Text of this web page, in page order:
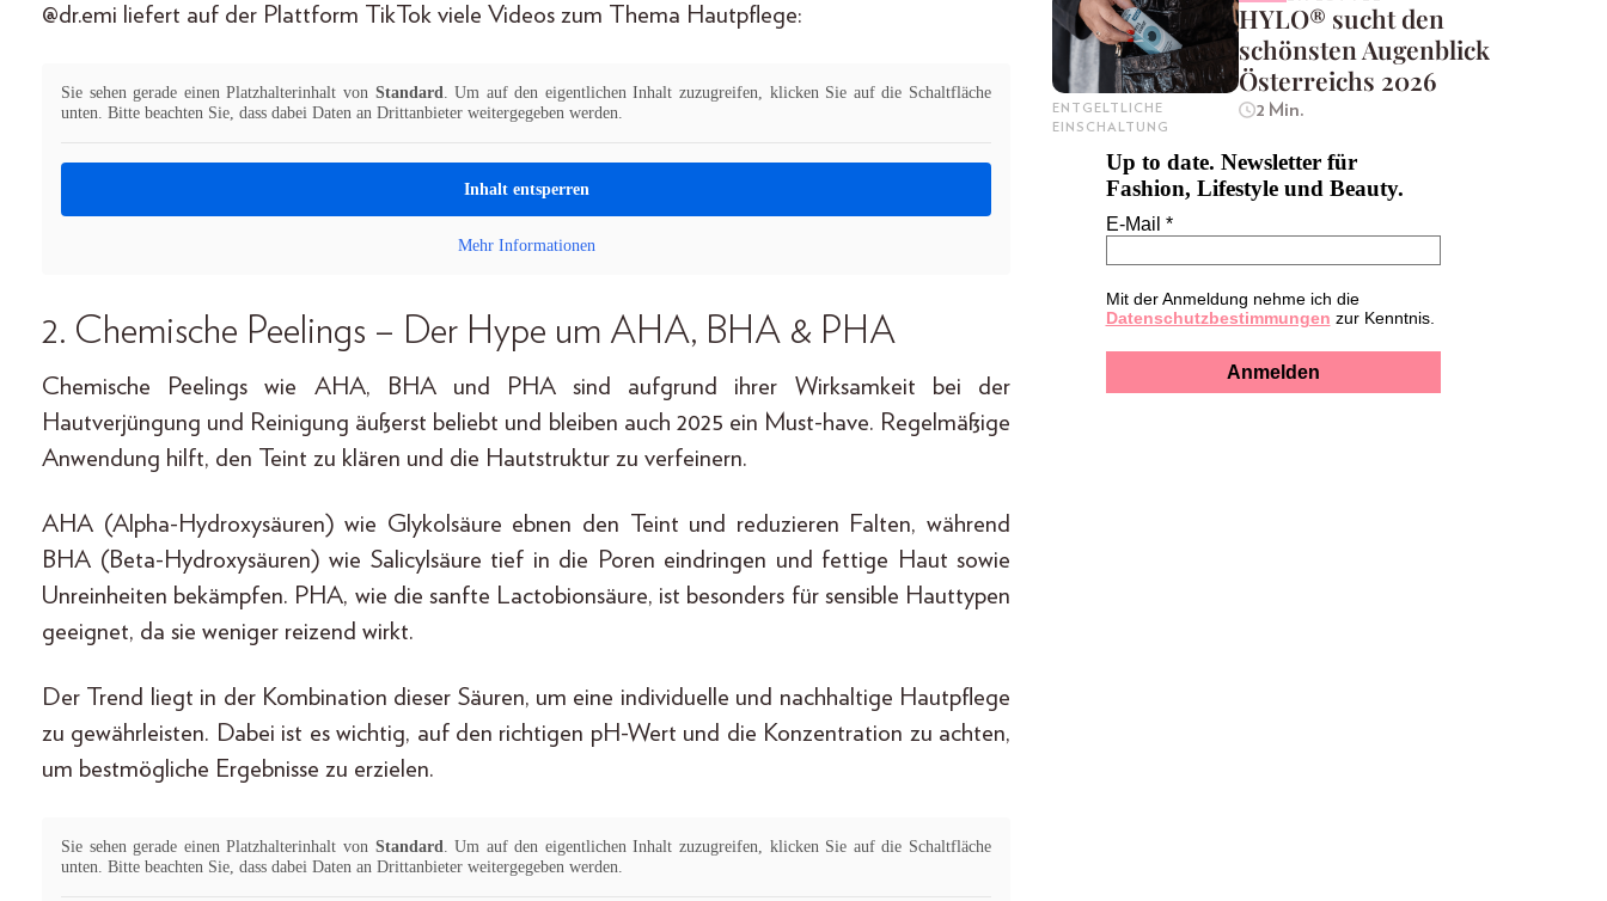
@dr.emi liefert auf der Plattform TikTok viele Videos zum Thema Hautpflege:
Sie sehen gerade einen Platzhalterinhalt von Standard . Um auf den eigentlichen Inhalt zuzugreifen, klicken Sie auf die Schaltfläche
unten. Bitte beachten Sie, dass dabei Daten an Drittanbieter weitergegeben werden.
Inhalt entsperren
Mehr Informationen
2. Chemische Peelings – Der Hype um AHA, BHA & PHA
Chemische Peelings wie AHA, BHA und PHA sind aufgrund ihrer Wirksamkeit bei der
Hautverjüngung und Reinigung äußerst beliebt und bleiben auch 2025 ein Must-have. Regelmäßige
Anwendung hilft, den Teint zu klären und die Hautstruktur zu verfeinern.
AHA (Alpha-Hydroxysäuren) wie Glykolsäure ebnen den Teint und reduzieren Falten, während
BHA (Beta-Hydroxysäuren) wie Salicylsäure tief in die Poren eindringen und fettige Haut sowie
Unreinheiten bekämpfen. PHA, wie die sanfte Lactobionsäure, ist besonders für sensible Hauttypen
geeignet, da sie weniger reizend wirkt.
Der Trend liegt in der Kombination dieser Säuren, um eine individuelle und nachhaltige Hautpflege
zu gewährleisten. Dabei ist es wichtig, auf den richtigen pH-Wert und die Konzentration zu achten,
um bestmögliche Ergebnisse zu erzielen.
Sie sehen gerade einen Platzhalterinhalt von Standard . Um auf den eigentlichen Inhalt zuzugreifen, klicken Sie auf die Schaltfläche
unten. Bitte beachten Sie, dass dabei Daten an Drittanbieter weitergegeben werden.
ENTGELTLICHE
EINSCHALTUNG
HYLO® sucht den
schönsten Augenblick
Österreichs 2026
2 Min.